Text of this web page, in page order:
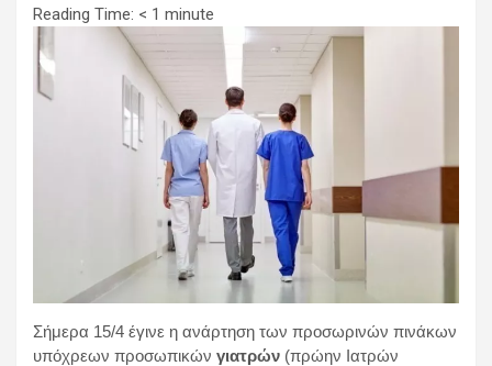
Reading Time: < 1 minute
Σήμερα 15/4 έγινε η ανάρτηση των προσωρινών πινάκων
υπόχρεων προσωπικών γιατρών (πρώην Ιατρών